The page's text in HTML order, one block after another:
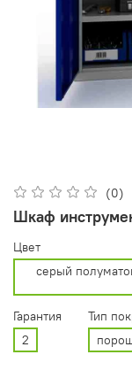
(0)
Шкаф
Цвет
cерый
Гарантия
2
Тип